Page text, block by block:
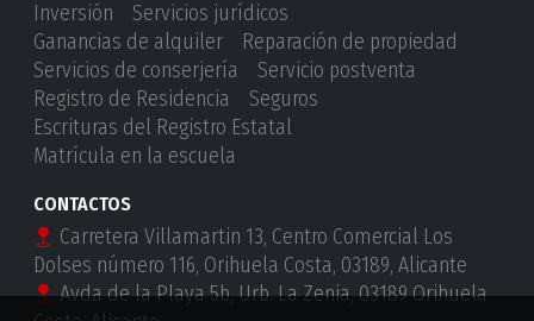
Inversión
Servicios jurídicos
Ganancias de alquiler
Reparación de propiedad
Servicios de conserjería
Servicio postventa
Registro de Residencia
Seguros
Escrituras del Registro Estatal
Matrícula en la escuela
CONTACTOS
Carretera Villamartin 13, Centro Comercial Los
Dolses número 116, Orihuela Costa, 03189, Alicante
Avda de la Playa 5b, Urb. La Zenia, 03189 Orihuela